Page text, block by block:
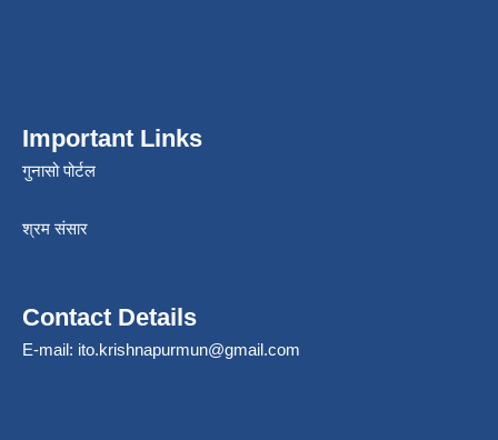
Important Links
गुनासो पोर्टल
श्रम संसार
Contact Details
E-mail: ito.krishnapurmun@gmail.com